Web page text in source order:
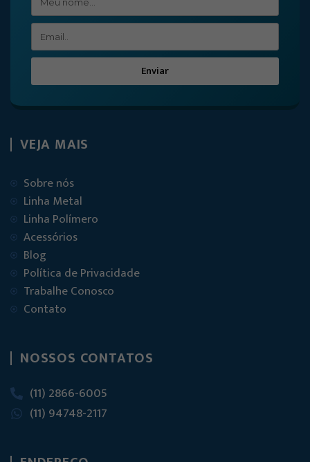
Enviar
VEJA MAIS
Sobre nós
Linha Metal
Linha Polímero
Acessórios
Blog
Política de Privacidade
Trabalhe Conosco
Contato
NOSSOS CONTATOS
(11) 2866-6005
(11) 94748-2117